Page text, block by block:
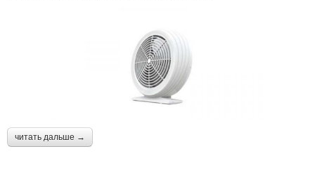
читать дальше →